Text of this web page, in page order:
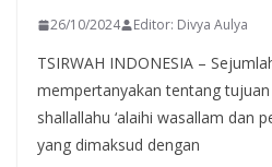
26/10/2024 Editor: Divya Aulya
TSIRWAH INDONESIA –
mempertanyakan tentang tujuan
shallallahu ‘alaihi wasallam dan
yang dimaksud dengan